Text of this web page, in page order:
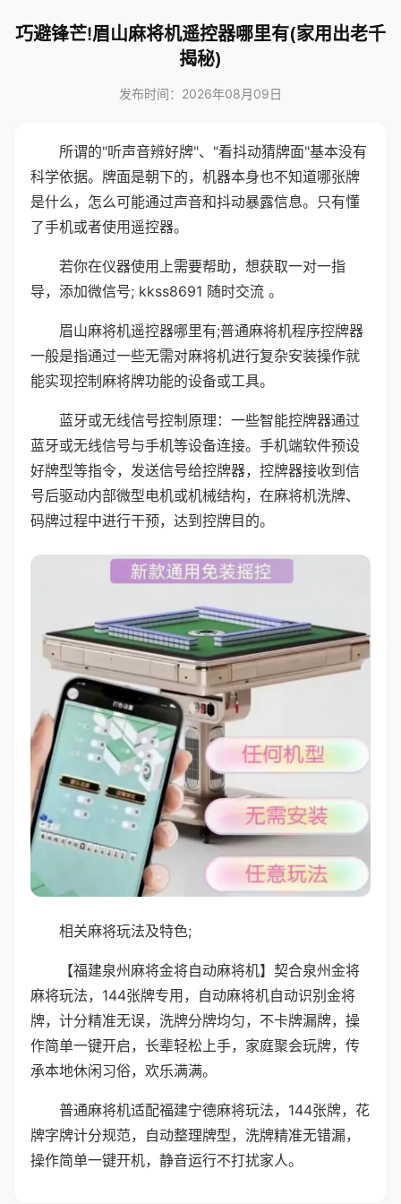
巧避锋芒!眉山麻将机遥控器哪里有(家用出老千
揭秘)
发布时间：2026年08月09日
所谓的"听声音辨好牌"、"看抖动猜牌面"基本没有
科学依据。牌面是朝下的，机器本身也不知道哪张牌
是什么，怎么可能通过声音和抖动暴露信息。只有懂
了手机或者使用遥控器。
若你在仪器使用上需要帮助，想获取一对一指
导，添加微信号; kkss8691 随时交流 。
眉山麻将机遥控器哪里有;普通麻将机程序控牌器
一般是指通过一些无需对麻将机进行复杂安装操作就
能实现控制麻将牌功能的设备或工具。
蓝牙或无线信号控制原理：一些智能控牌器通过
蓝牙或无线信号与手机等设备连接。手机端软件预设
好牌型等指令，发送信号给控牌器，控牌器接收到信
号后驱动内部微型电机或机械结构，在麻将机洗牌、
码牌过程中进行干预，达到控牌目的。
相关麻将玩法及特色;
【福建泉州麻将金将自动麻将机】契合泉州金将
麻将玩法，144张牌专用，自动麻将机自动识别金将
牌，计分精准无误，洗牌分牌均匀，不卡牌漏牌，操
作简单一键开启，长辈轻松上手，家庭聚会玩牌，传
承本地休闲习俗，欢乐满满。
普通麻将机适配福建宁德麻将玩法，144张牌，花
牌字牌计分规范，自动整理牌型，洗牌精准无错漏，
操作简单一键开机，静音运行不打扰家人。